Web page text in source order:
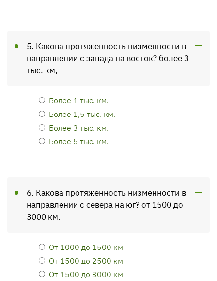
5. Какова протяженность низменности в
направлении с запада на восток? более 3
тыс. км,
Более 1 тыс. км.
Более 1,5 тыс. км.
Более 3 тыс. км.
Более 5 тыс. км.
6. Какова протяженность низменности в
направлении с севера на юг? от 1500 до
3000 км.
От 1000 до 1500 км.
От 1500 до 2500 км.
От 1500 до 3000 км.